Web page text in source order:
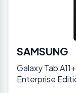
SAMSUNG
Galaxy Tab
Enterprise